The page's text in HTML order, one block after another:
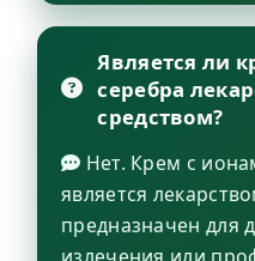
Является ли
серебра
средством?
Нет. Крем с
является
предназначен для